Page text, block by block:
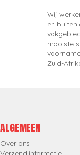
Wij
en
mooiste
Zuid-
ALGEMEEN
Over ons
Verzend informatie